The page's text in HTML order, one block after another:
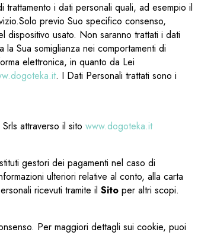
i dati personali quali, ad esempio il
previo Suo specifico consenso,
dispositivo usato. Non saranno trattati i dati
Sua somiglianza nei comportamenti di
elettronica, in quanto da Lei
. I Dati Personali trattati sono i
attraverso il sito www.dogoteka.it
gestori dei pagamenti nel caso di
ulteriori relative al conto, alla carta
ricevuti tramite il Sitoper altri scopi.
Per maggiori dettagli sui cookie, puoi